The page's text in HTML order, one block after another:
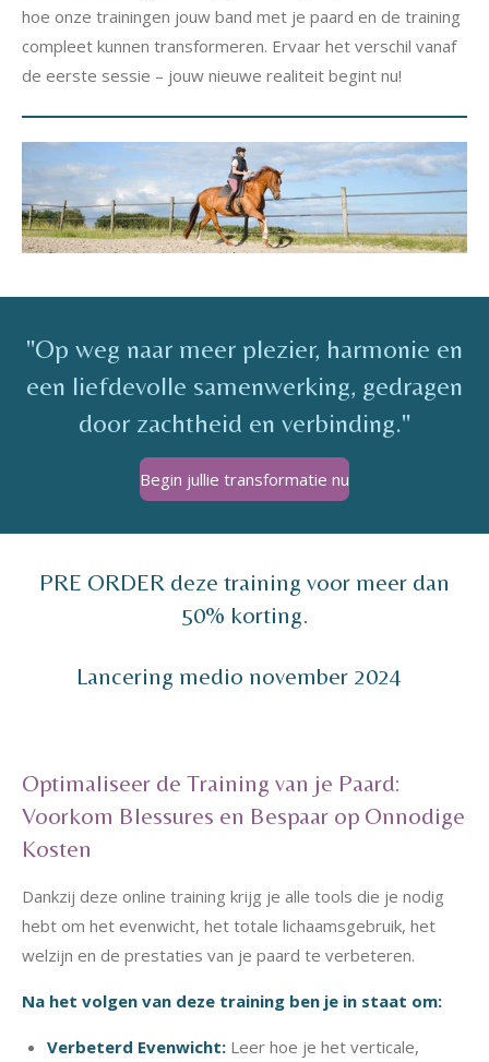
hoe onze trainingen jouw band met je paard en de training
compleet kunnen transformeren. Ervaar het verschil vanaf
de eerste sessie – jouw nieuwe realiteit begint nu!
''Op weg naar meer plezier, harmonie en
een liefdevolle samenwerking, gedragen
door zachtheid en verbinding."
Begin jullie transformatie nu
PRE ORDER deze training voor meer dan
50% korting.
Lancering medio november 2024
Optimaliseer de Training van je Paard:
Voorkom Blessures en Bespaar op Onnodige
Kosten
Dankzij deze online training krijg je alle tools die je nodig
hebt om het evenwicht, het totale lichaamsgebruik, het
welzijn en de prestaties van je paard te verbeteren.
Na het volgen van deze training ben je in staat om:
Verbeterd Evenwicht: Leer hoe je het verticale,